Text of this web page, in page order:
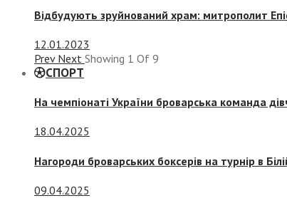
Відбудують зруйнований храм: митрополит
12.01.2023
Prev Next Showing 1 Of 9
СПОРТ
На чемпіонаті України броварська команда
18.04.2025
Нагороди броварських боксерів на турнір в
09.04.2025